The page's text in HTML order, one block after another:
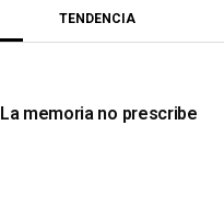
TENDENCIA
La memoria no prescribe